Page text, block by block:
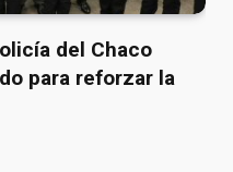
del Chaco
para reforzar la